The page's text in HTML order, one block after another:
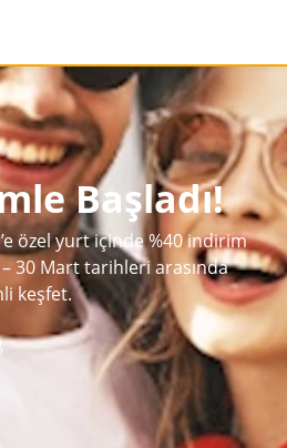
Başladı!
özel yurt içinde %40 indirim
– 30 Mart tarihleri arasında
keşfet.